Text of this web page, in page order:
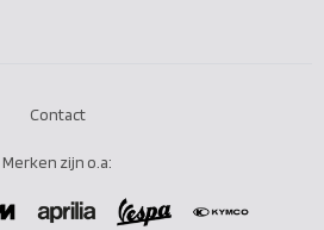
Merken zijn o.a:
Contact